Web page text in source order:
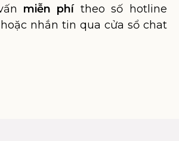
miễn phítheo số hotline
hoặc nhắn tin qua cửa sổ chat